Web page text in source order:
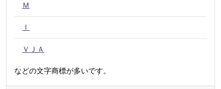
Ｍ
Ｉ
ＶＪＡ
などの文字商標が多いです。